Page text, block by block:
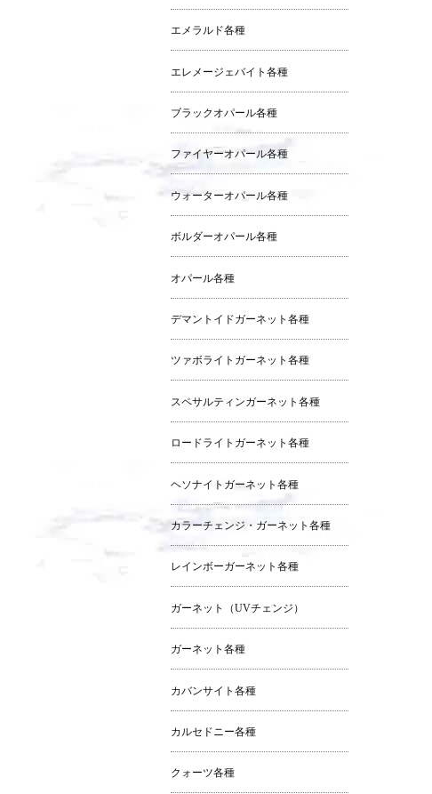
エメラルド各種
エレメージェバイト各種
ブラックオパール各種
ファイヤーオパール各種
ウォーターオパール各種
ボルダーオパール各種
オパール各種
デマントイドガーネット各種
ツァボライトガーネット各種
スペサルティンガーネット各種
ロードライトガーネット各種
ヘソナイトガーネット各種
カラーチェンジ・ガーネット各種
レインボーガーネット各種
ガーネット（UVチェンジ）
ガーネット各種
カバンサイト各種
カルセドニー各種
クォーツ各種